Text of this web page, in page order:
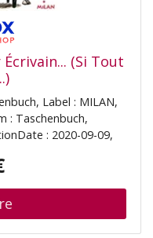
(Si Tout
Label : MILAN,
: Taschenbuch,
: 2020-09-09,